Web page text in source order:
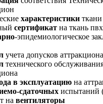
характеристики
сертификат на ткань пвх
-эпидемиологическое
учета допусков
технического
в эксплуатацию на
сдаточных испытаний
на вентиляторы